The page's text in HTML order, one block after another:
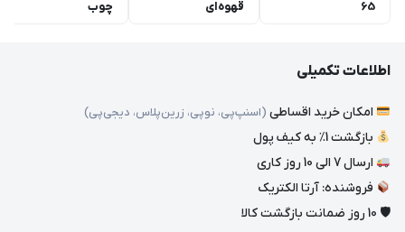
65
قهوه‌ای
چوب
اطلاعات تکمیلی
امکان خرید اقساطی (اسنپ‌پی، نوپی، زرین‌پلاس، دیجی‌پی)
بازگشت 1٪ به کیف پول
ارسال 7 الی 10 روز کاری
فروشنده: آرتا الکتریک
🛡 10 روز ضمانت بازگشت کالا